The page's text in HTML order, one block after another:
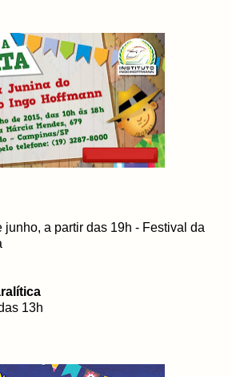
junho, a partir das 19h - Festival da
13h